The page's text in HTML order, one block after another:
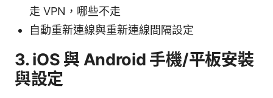
走 VPN，哪些不走
自動重新連線與重新連線間隔設定
3. iOS 與 Android 手機/平板安裝
與設定